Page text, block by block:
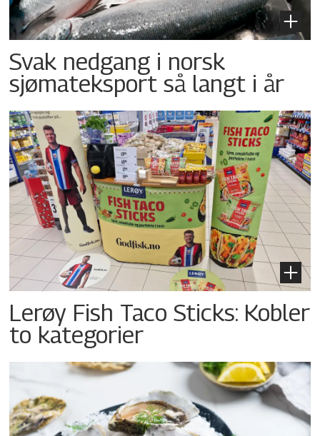
Svak nedgang i norsk
sjømateksport så langt i år
Lerøy Fish Taco Sticks: Kobler
to kategorier